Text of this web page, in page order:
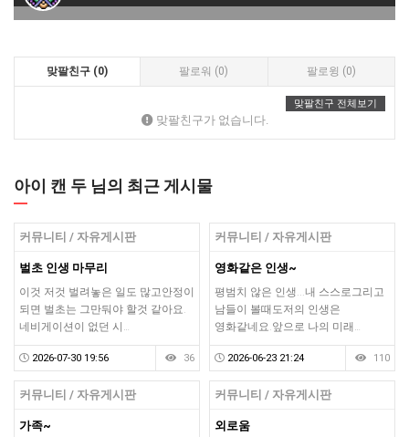
맞팔친구 (0) 팔로워 (0) 팔로윙 (0)
맞팔친구 전체보기
맞팔친구가 없습니다.
아이 캔 두 님의 최근 게시물
커뮤니티 / 자유게시판
벌초 인생 마무리
이것 저것 벌려놓은 일도 많고안정이
되면 벌초는 그만둬야 할것 같아요.
네비게이션이 없던 시…
2026-07-30 19:56 36
커뮤니티 / 자유게시판
영화같은 인생~
평범치 않은 인생...내 스스로그리고
남들이 볼때도저의 인생은
영화같네요.앞으로 나의 미래…
2026-06-23 21:24 110
커뮤니티 / 자유게시판
가족~
커뮤니티 / 자유게시판
외로움